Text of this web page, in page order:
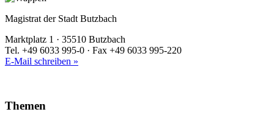
Magistrat der Stadt Butzbach
Marktplatz 1 · 35510 Butzbach
Tel. +49 6033 995-0 · Fax +49 6033 995-220
E-Mail schreiben »
Themen